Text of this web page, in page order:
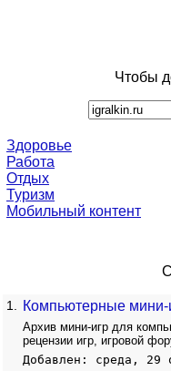
Чтобы
Здоровье
Работа
Отдых
Туризм
Мобильный контент
1. Компьютерные мини-
Архив мини-игр для
рецензии игр, игровой
Добавлен: среда, 29